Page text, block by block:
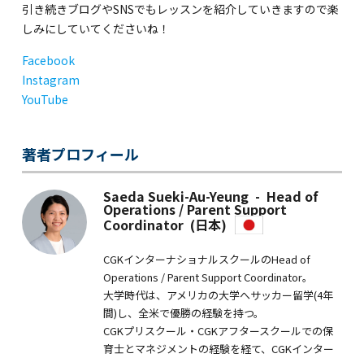
引き続きブログやSNSでもレッスンを紹介していきますので楽
しみにしていてくださいね！
Facebook
Instagram
YouTube
著者プロフィール
Saeda Sueki-Au-Yeung - Head of
Operations / Parent Support
Coordinator (日本)
CGKインターナショナルスクールのHead of
Operations / Parent Support Coordinator。
大学時代は、アメリカの大学へサッカー留学(4年
間)し、全米で優勝の経験を持つ。
CGKプリスクール・CGKアフタースクールでの保
育士とマネジメントの経験を経て、CGKインター